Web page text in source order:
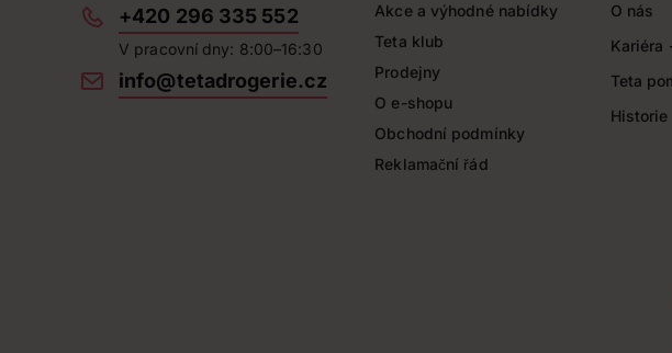
+420 296 335 552
V pracovní dny: 8:00–16:30
info@tetadrogerie.cz
Akce a výhodné nabídky
Teta klub
Prodejny
O e-shopu
Obchodní podmínky
Reklamační řád
O nás
Kariéra
Teta
Historie